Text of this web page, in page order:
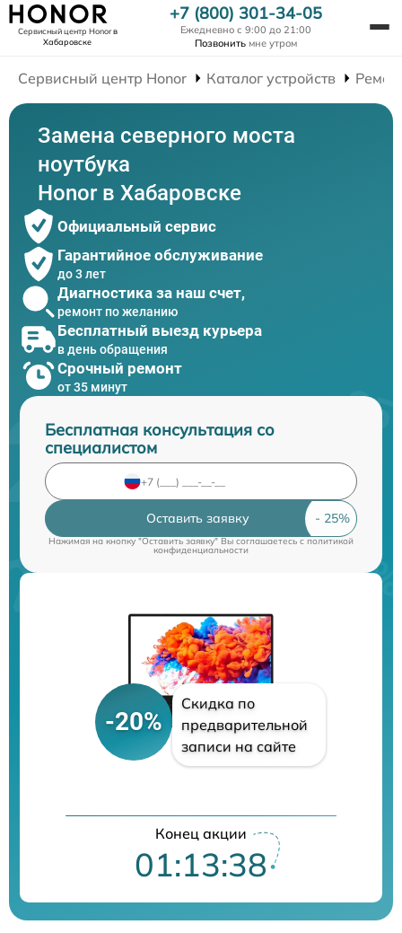
Сервисный центр Honorв
Хабаровске
+7 (800) 301-34-05
Ежедневно с 9:00 до 21:00
Позвонить мне утром
Сервисный центр Honor Каталог устройств
Замена северного моста
ноутбука
Honor в Хабаровске
Официальный сервис
Гарантийное обслуживание
до 3 лет
Диагностика за наш счет,
ремонт по желанию
Бесплатный выезд курьера
в день обращения
Срочный ремонт
от 35 минут
Бесплатная консультация со
специалистом
Оставить заявку
Нажимая на кнопку "Оставить заявку" Вы соглашаетесь cполитикой
конфиденциальности
-20%
Скидка по
предварительной
записи на сайте
Конец акции
01:13:37